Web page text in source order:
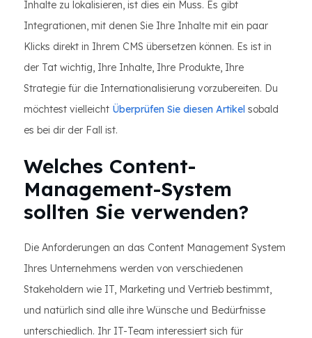
Inhalte zu lokalisieren, ist dies ein Muss. Es gibt
Integrationen, mit denen Sie Ihre Inhalte mit ein paar
Klicks direkt in Ihrem CMS übersetzen können. Es ist in
der Tat wichtig, Ihre Inhalte, Ihre Produkte, Ihre
Strategie für die Internationalisierung vorzubereiten. Du
möchtest vielleicht Überprüfen Sie diesen Artikel sobald
es bei dir der Fall ist.
Welches Content-
Management-System
sollten Sie verwenden?
Die Anforderungen an das Content Management System
Ihres Unternehmens werden von verschiedenen
Stakeholdern wie IT, Marketing und Vertrieb bestimmt,
und natürlich sind alle ihre Wünsche und Bedürfnisse
unterschiedlich. Ihr IT-Team interessiert sich für